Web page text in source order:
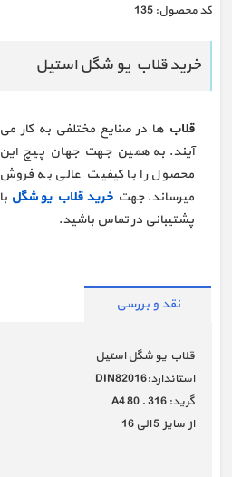
كد محصول: 135
خرید قلاب یو شگل استیل
قلاب ها در صنایع مختلفی به کار می
آیند. به همین جهت جهان پیچ این
محصول را با کیفیت عالی به فروش
میرساند. جهتخرید قلاب یو شگل با
پشتیبانی در تماس باشید.
نقد و بررسی
قلاب یو شگل استیل
استاندارد:DIN82016
گرید: 316 . A4 80
از سایز 5 الی 16